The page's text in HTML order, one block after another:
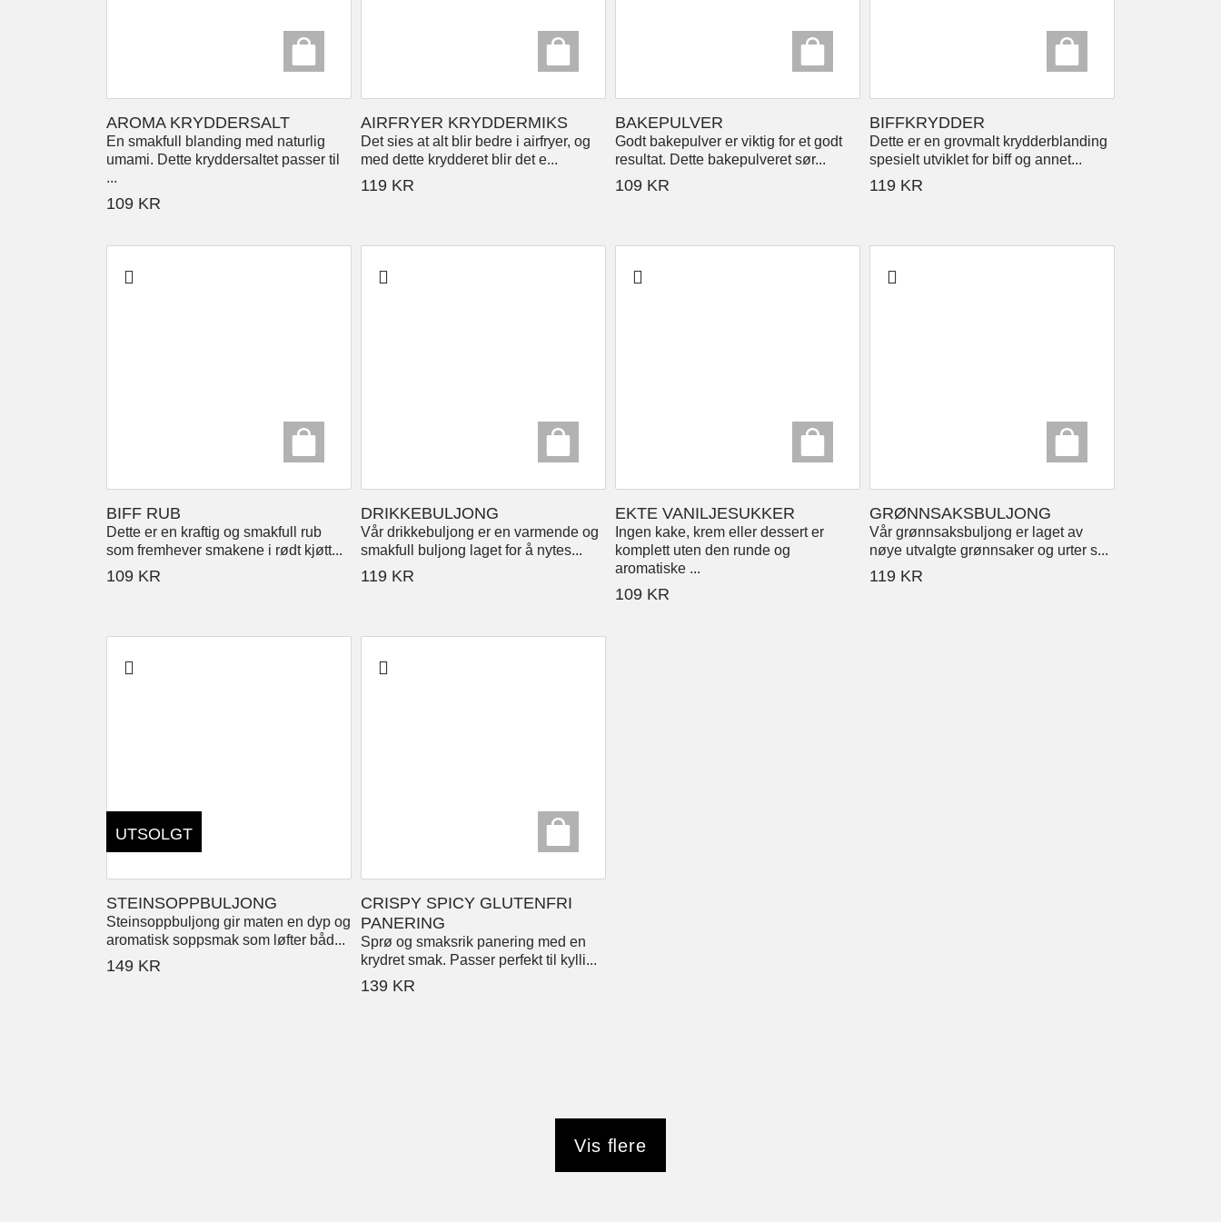
AROMA KRYDDERSALT
En smakfull blanding med naturlig
umami. Dette kryddersaltet passer til
...
109 KR
AIRFRYER KRYDDERMIKS
Det sies at alt blir bedre i airfryer, og
med dette krydderet blir det e...
119 KR
BAKEPULVER
Godt bakepulver er viktig for et godt
resultat. Dette bakepulveret sør...
109 KR
BIFFKRYDDER
Dette er en grovmalt krydderblanding
spesielt utviklet for biff og annet...
119 KR
BIFF RUB
Dette er en kraftig og smakfull rub
som fremhever smakene i rødt kjøtt...
109 KR
DRIKKEBULJONG
Vår drikkebuljong er en varmende og
smakfull buljong laget for å nytes...
119 KR
EKTE VANILJESUKKER
Ingen kake, krem eller dessert er
komplett uten den runde og
aromatiske ...
109 KR
GRØNNSAKSBULJONG
Vår grønnsaksbuljong er laget av
nøye utvalgte grønnsaker og urter s...
119 KR
STEINSOPPBULJONG
Steinsoppbuljong gir maten en dyp og
aromatisk soppsmak som løfter båd...
149 KR
UTSOLGT
CRISPY SPICY GLUTENFRI
PANERING
Sprø og smaksrik panering med en
krydret smak. Passer perfekt til kylli...
139 KR
Vis ﬂere